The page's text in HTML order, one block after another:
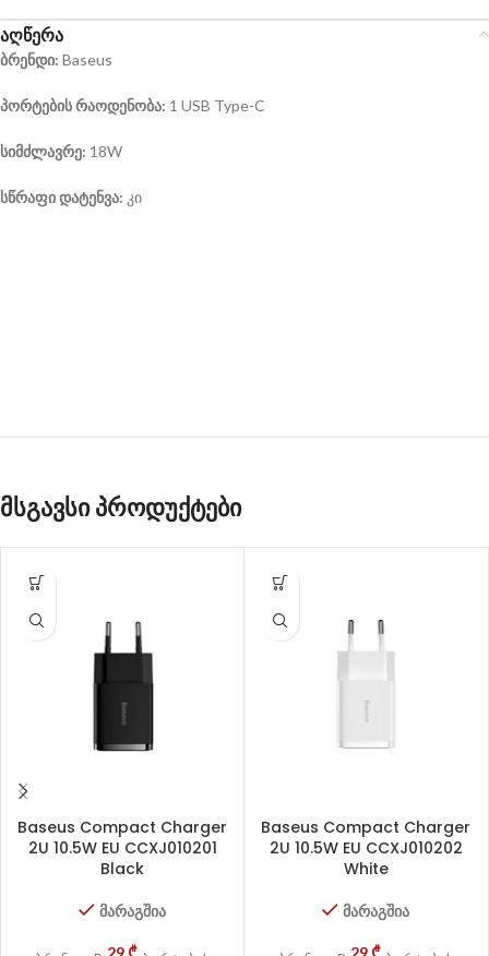
აღწერა
ბრენდი: Baseus
პორტების რაოდენობა: 1 USB Type-C
სიმძლავრე: 18W
სწრაფი დატენვა: კი
მსგავსი პროდუქტები
Baseus Compact Charger
2U 10.5W EU CCXJ010201
Black
მარაგშია
29₾
Baseus Compact Charger
2U 10.5W EU CCXJ010202
White
მარაგშია
29₾